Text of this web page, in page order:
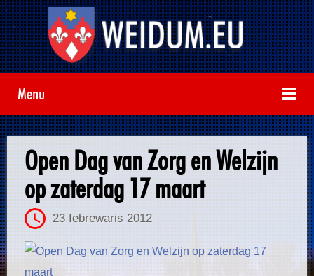
Menu
Open Dag van Zorg en Welzijn
op zaterdag 17 maart
23 febrewaris 2012